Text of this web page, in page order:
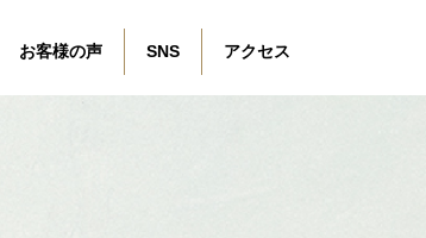
お客様の声 SNS アクセス